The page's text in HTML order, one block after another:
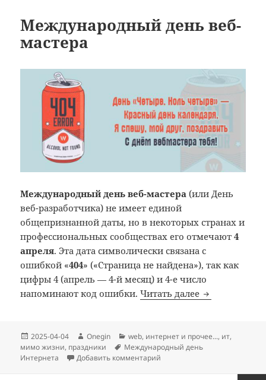
Международный день веб-
мастера
Международный день веб-мастера (или День
веб-разработчика) не имеет единой
общепризнанной даты, но в некоторых странах и
профессиональных сообществах его отмечают4
апреля. Эта дата символически связана с
ошибкой «404» («Страница не найдена»), так как
цифры 4 (апрель — 4-й месяц) и 4-е число
напоминают код ошибки.Читать далее
Опубликовано
2025-04-04 Автор
Onegin Рубрики
web, интернет и прочее..., ит,
мимо жизни, праздники Метки
Международный день
Интернета
Добавить комментарий